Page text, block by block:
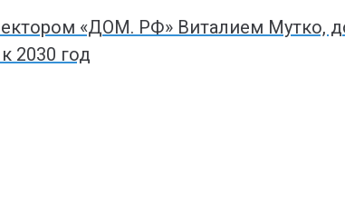
«ДОМ. РФ» Виталием Мутко,
2030 год